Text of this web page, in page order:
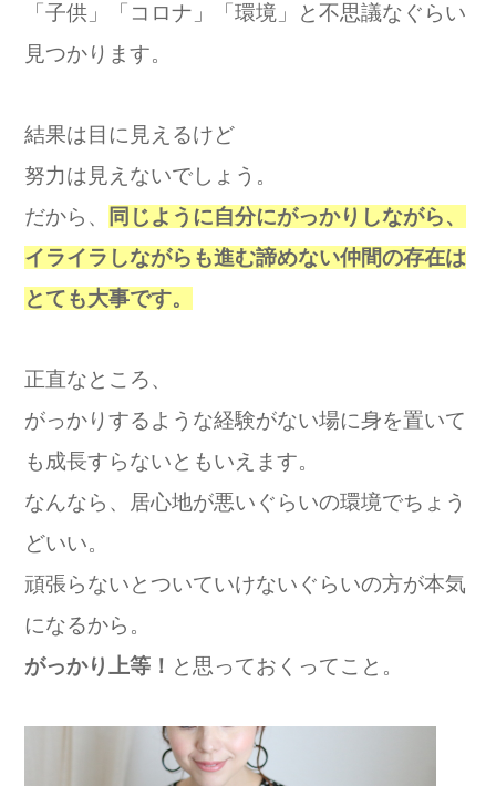
「子供」「コロナ」「環境」と不思議なぐらい
見つかります。
結果は目に見えるけど
努力は見えないでしょう。
だから、
同じように自分にがっかりしながら、
イライラしながらも進む諦めない仲間の存在は
とても大事です。
正直なところ、
がっかりするような経験がない場に身を置いて
も成長すらないともいえます。
なんなら、居心地が悪いぐらいの環境でちょう
どいい。
頑張らないとついていけないぐらいの方が本気
になるから。
がっかり上等！ と思っておくってこと。